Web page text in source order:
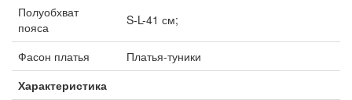
Полуобхват
пояса
S-L-41 см;
Фасон платья
Платья-туники
Характеристика